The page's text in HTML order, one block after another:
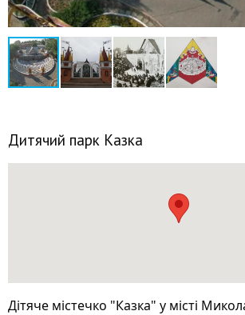
Дитячий парк Казка
Дітяче містечко "Казка" у місті